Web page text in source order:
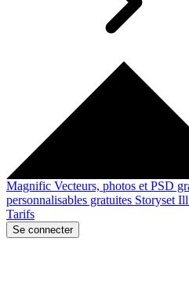
Magnific Vecteurs, photos et PSD
personnalisables gratuites Storyset
Tarifs
Se connecter